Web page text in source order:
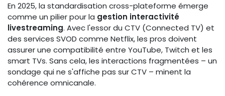
En 2025, la standardisation cross-plateforme émerge
comme un pilier pour la gestion interactivité
livestreaming. Avec l'essor du CTV (Connected TV) et
des services SVOD comme Netflix, les pros doivent
assurer une compatibilité entre YouTube, Twitch et les
smart TVs. Sans cela, les interactions fragmentées – un
sondage qui ne s'affiche pas sur CTV – minent la
cohérence omnicanale.